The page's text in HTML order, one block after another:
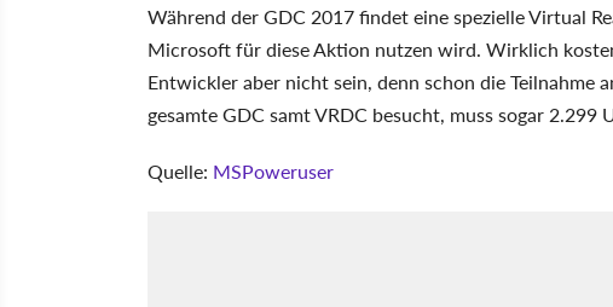
Während der GDC 2017 findet eine spezielle Virtual
Microsoft für diese Aktion nutzen wird. Wirklich
Entwickler aber nicht sein, denn schon die Teilnahme
gesamte GDC samt VRDC besucht, muss sogar 2.299
Quelle: MSPoweruser